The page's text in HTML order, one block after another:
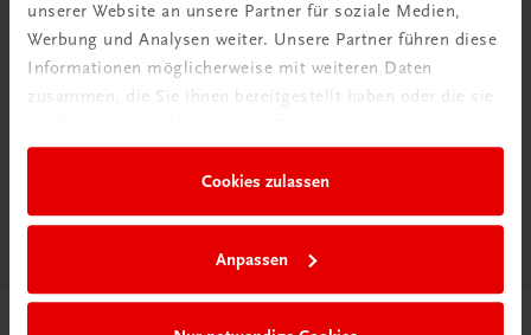
unserer Website an unsere Partner für soziale Medien,
Werbung und Analysen weiter. Unsere Partner führen diese
Informationen möglicherweise mit weiteren Daten
zusammen, die Sie ihnen bereitgestellt haben oder die sie
Cookies zulassen
Anpassen
Neu in der DigiBox
Klassenzimmer“